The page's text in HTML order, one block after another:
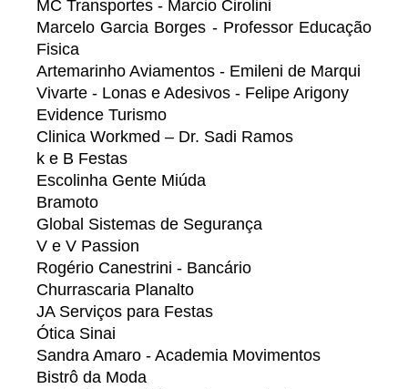
MC Transportes - Marcio Cirolini
Marcelo Garcia Borges - Professor Educação
Fisica
Artemarinho Aviamentos - Emileni de Marqui
Vivarte - Lonas e Adesivos - Felipe Arigony
Evidence Turismo
Clinica Workmed – Dr. Sadi Ramos
k e B Festas
Escolinha Gente Miúda
Bramoto
Global Sistemas de Segurança
V e V Passion
Rogério Canestrini - Bancário
Churrascaria Planalto
JA Serviços para Festas
Ótica Sinai
Sandra Amaro - Academia Movimentos
Bistrô da Moda